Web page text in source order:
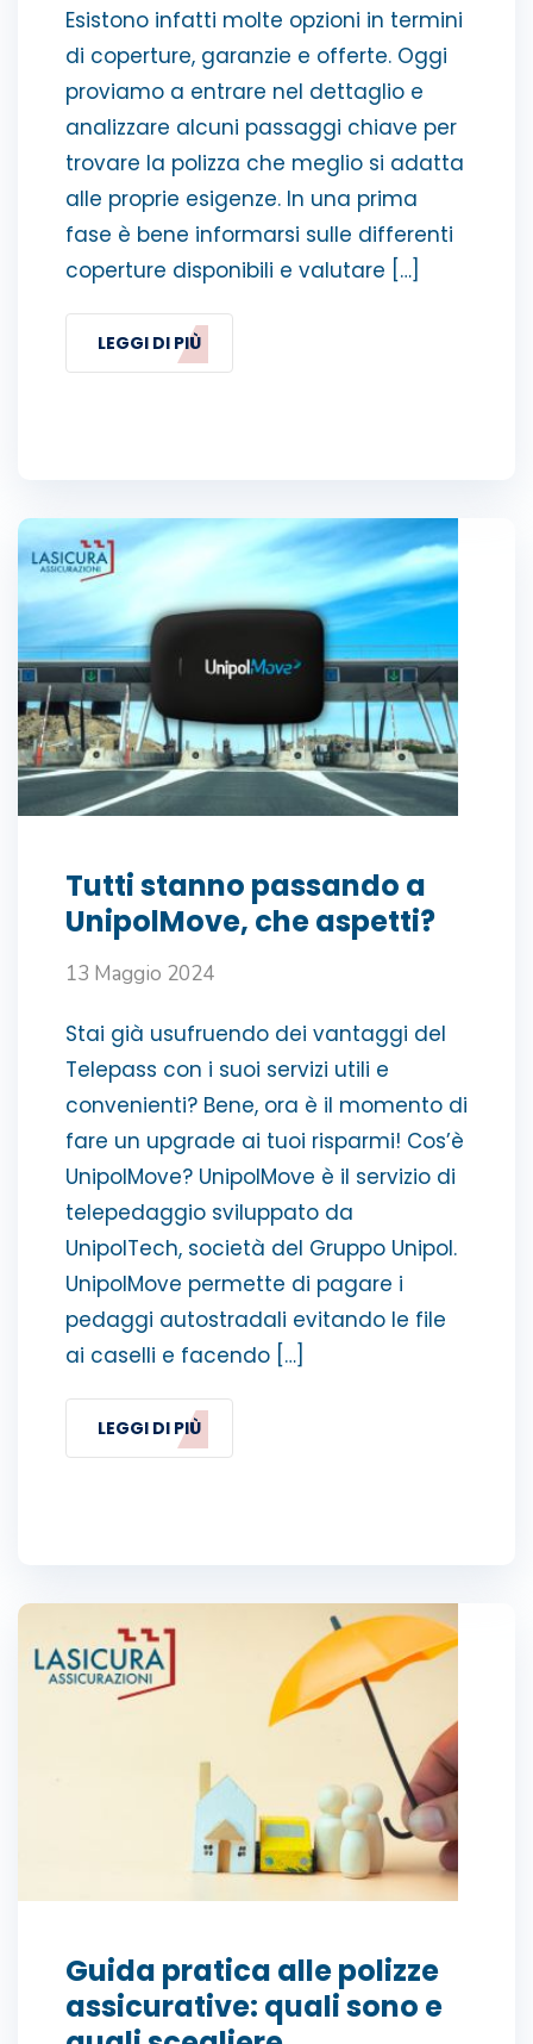
Esistono infatti molte opzioni in termini
di coperture, garanzie e offerte. Oggi
proviamo a entrare nel dettaglio e
analizzare alcuni passaggi chiave per
trovare la polizza che meglio si adatta
alle proprie esigenze. In una prima
fase è bene informarsi sulle differenti
coperture disponibili e valutare […]
LEGGI DI PIÙ
Tutti stanno passando a
UnipolMove, che aspetti?
13 Maggio 2024
Stai già usufruendo dei vantaggi del
Telepass con i suoi servizi utili e
convenienti? Bene, ora è il momento di
fare un upgrade ai tuoi risparmi! Cos’è
UnipolMove? UnipolMove è il servizio di
telepedaggio sviluppato da
UnipolTech, società del Gruppo Unipol.
UnipolMove permette di pagare i
pedaggi autostradali evitando le file
ai caselli e facendo […]
LEGGI DI PIÙ
Guida pratica alle polizze
assicurative: quali sono e